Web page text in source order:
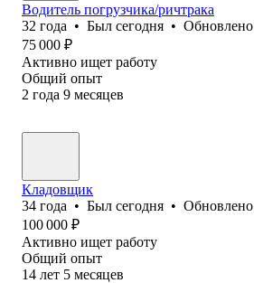
Водитель погрузчика/ричтрака
32 года • Был сегодня • Обновлено
75 000 ₽
Активно ищет работу
Общий опыт
2 года 9 месяцев
Кладовщик
34 года • Был сегодня • Обновлено
100 000 ₽
Активно ищет работу
Общий опыт
14 лет 5 месяцев